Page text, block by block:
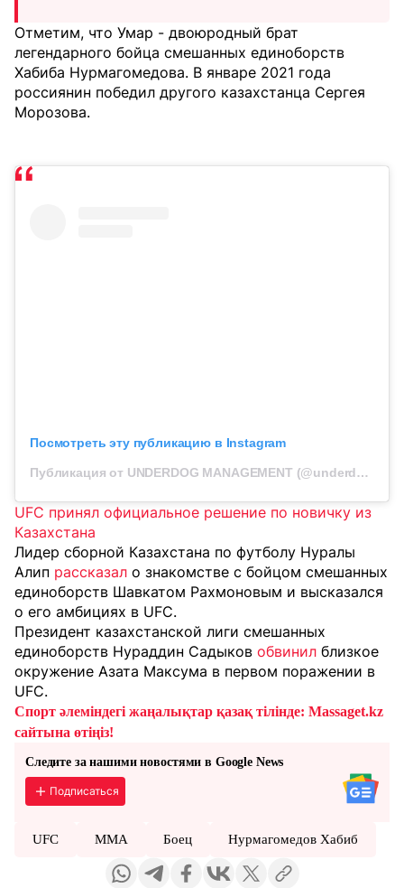
Отметим, что Умар - двоюродный брат
легендарного бойца смешанных единоборств
Хабиба Нурмагомедова. В январе 2021 года
россиянин победил другого казахстанца Сергея
Морозова.
Посмотреть эту публикацию в Instagram
Публикация от UNDERDOG MANAGEMENT (@underdog.management)
UFC принял официальное решение по новичку из
Казахстана
Лидер сборной Казахстана по футболу Нуралы
Алип рассказал о знакомстве с бойцом смешанных
единоборств Шавкатом Рахмоновым и высказался
о его амбициях в UFC.
Президент казахстанской лиги смешанных
единоборств Нураддин Садыков обвинил близкое
окружение Азата Максума в первом поражении в
UFC.
Спорт әлеміндегі жаңалықтар қазақ тілінде: Massaget.kz
сайтына өтіңіз!
Следите за нашими новостями в Google News
Подписаться
UFC ММА Боец Нурмагомедов Хабиб